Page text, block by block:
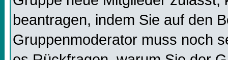
beantragen, indem Sie auf den
Gruppenmoderator muss noch